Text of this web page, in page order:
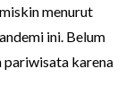
menurut
ini. Belum
pariwisata karena